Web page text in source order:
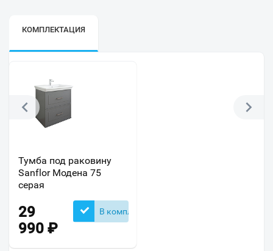
КОМПЛЕКТАЦИЯ
Тумба под раковину
Sanflor Модена 75
серая
29
990 ₽
В комплекте